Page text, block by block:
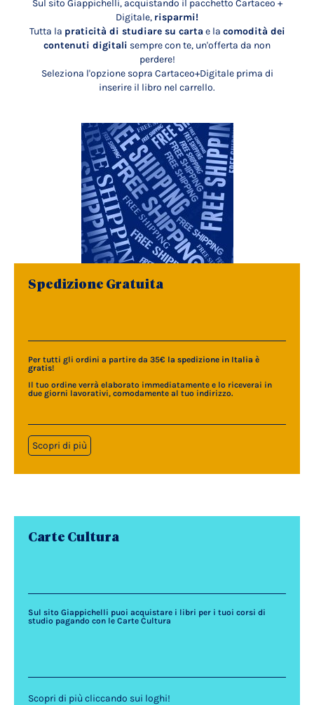
Sul sito Giappichelli, acquistando il pacchetto Cartaceo +
Digitale, risparmi!
Tutta la praticità di studiare su carta e la comodità dei
contenuti digitali sempre con te, un'offerta da non
perdere!
Seleziona l'opzione sopra Cartaceo+Digitale prima di
inserire il libro nel carrello.
Spedizione Gratuita
Per tutti gli ordini a partire da 35€ la spedizione in Italia è
gratis!
Il tuo ordine verrà elaborato immediatamente e lo riceverai in
due giorni lavorativi, comodamente al tuo indirizzo.
Scopri di più
Carte Cultura
Sul sito Giappichelli puoi acquistare i libri per i tuoi corsi di
studio pagando con le Carte Cultura
Scopri di più cliccando sui loghi!